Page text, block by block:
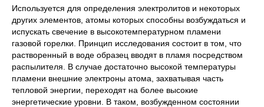
Используется для определения электролитов и некоторых
других элементов, атомы которых способны возбуждаться и
испускать свечение в высокотемпературном пламени
газовой горелки. Принцип исследования состоит в том, что
растворенный в воде образец вводят в пламя посредством
распылителя. В случае достаточно высокой температуры
пламени внешние электроны атома, захватывая часть
тепловой энергии, переходят на более высокие
энергетические уровни. В таком, возбужденном состоянии